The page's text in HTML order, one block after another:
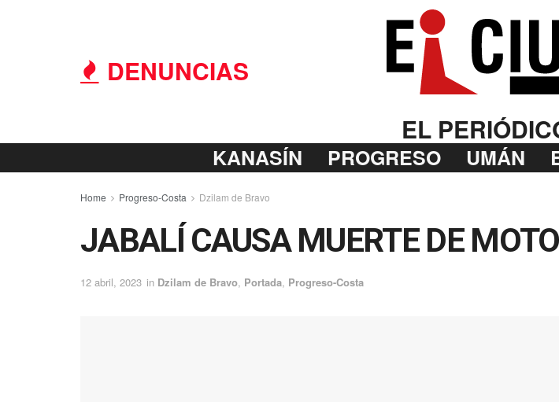
DENUNCIAS
EL
KANASÍN PROGRESO UMÁN
Home Progreso-Costa Dzilam de Bravo
JABALÍ CAUSA MUERTE DE
12 abril, 2023 in Dzilam de Bravo, Portada, Progreso-Costa